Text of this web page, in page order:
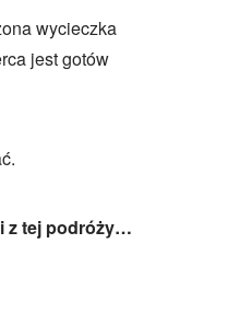
wycieczka
jest gotów
z tej podróży…